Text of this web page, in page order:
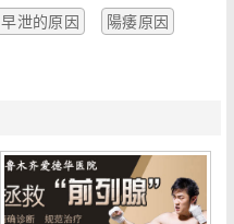
早泄的原因
陽痿原因